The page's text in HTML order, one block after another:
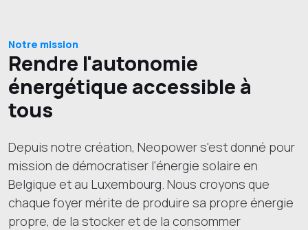
Notre mission
Rendre l'autonomie
énergétique accessible à
tous
Depuis notre création, Neopower s'est donné pour
mission de démocratiser l'énergie solaire en
Belgique et au Luxembourg. Nous croyons que
chaque foyer mérite de produire sa propre énergie
propre, de la stocker et de la consommer